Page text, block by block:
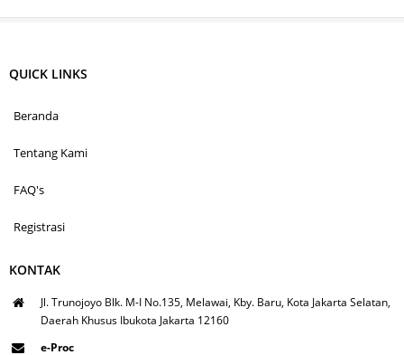
QUICK LINKS
Beranda
Tentang Kami
FAQ's
Registrasi
KONTAK
Jl. Trunojoyo Blk. M-I No.135, Melawai, Kby. Baru, Kota Jakarta Selatan,
Daerah Khusus Ibukota Jakarta 12160
e-Proc